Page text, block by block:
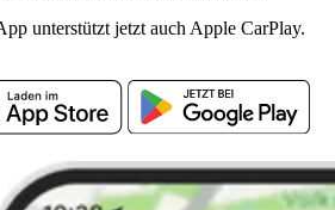
unterstützt jetzt auch Apple CarPlay.